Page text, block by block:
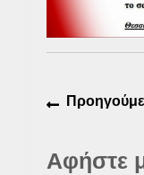
Πλοήγηση
άρθρων
Αφήστε